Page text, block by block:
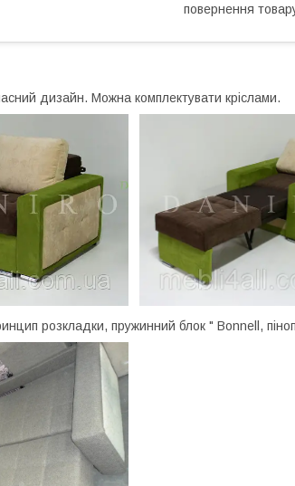
повернення
дизайн. Можна комплектувати кріслами.
розкладки, пружинний блок " Bonnell,